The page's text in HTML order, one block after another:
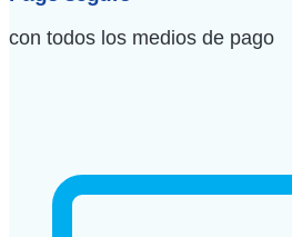
con todos los medios de pago